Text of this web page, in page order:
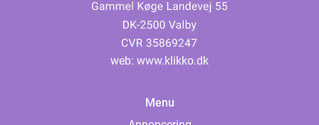
web: www.klikko.dk
Menu